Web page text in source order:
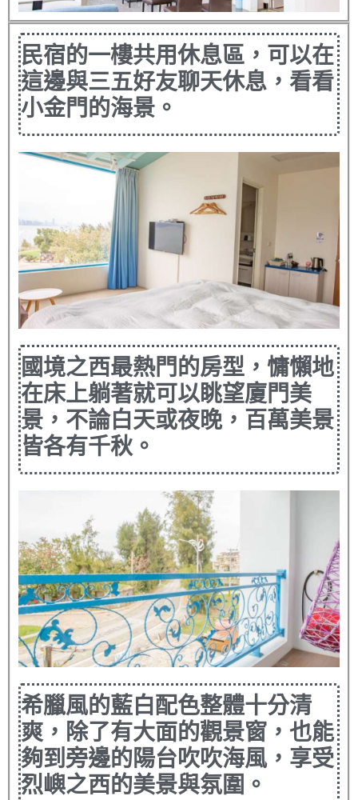
民宿的一樓共用休息區，可以在
這邊與三五好友聊天休息，看看
小金門的海景。
國境之西最熱門的房型，慵懶地
在床上躺著就可以眺望廈門美
景，不論白天或夜晚，百萬美景
皆各有千秋。
希臘風的藍白配色整體十分清
爽，除了有大面的觀景窗，也能
夠到旁邊的陽台吹吹海風，享受
烈嶼之西的美景與氛圍。